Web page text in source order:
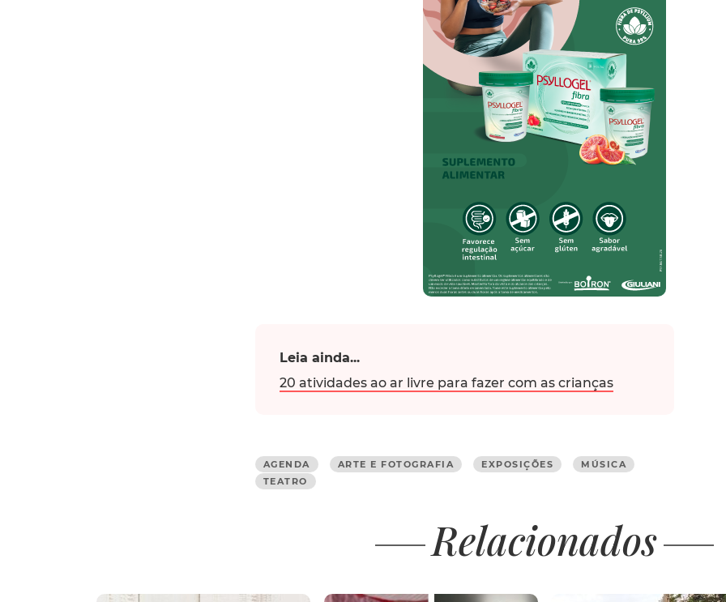
Leia ainda...
20 atividades ao ar livre para fazer com as crianças
AGENDA ARTE E FOTOGRAFIA EXPOSIÇÕES
MÚSICA
TEATRO
Relacionados